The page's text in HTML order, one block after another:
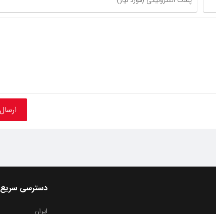
دسترسی سریع
ایران